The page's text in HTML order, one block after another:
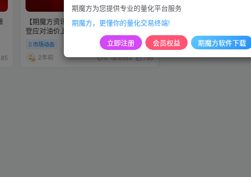
【期魔方资讯】凌晨突变：油价飙升，拜
登应对油价上涨计划”开闸放油”
市场动态
2年前 0 8563 795
期魔方为您提供专业的量化平台服务
期魔方，更懂你的量化交易终端!
立即注册 会员权益 期魔方软件下载